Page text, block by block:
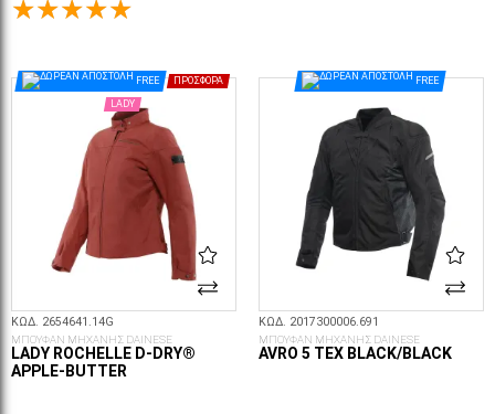
FREE ΠΡΟΣΦΟΡΆ
LADY
ΚΩΔ. 2654641.14G
ΜΠΟΥΦΑΝ ΜΗΧΑΝΗΣ DAINESE
LADY ROCHELLE D-DRY®
APPLE-BUTTER
FREE
ΚΩΔ. 2017300006.691
ΜΠΟΥΦΑΝ ΜΗΧΑΝΗΣ DAINESE
AVRO 5 TEX BLACK/BLACK